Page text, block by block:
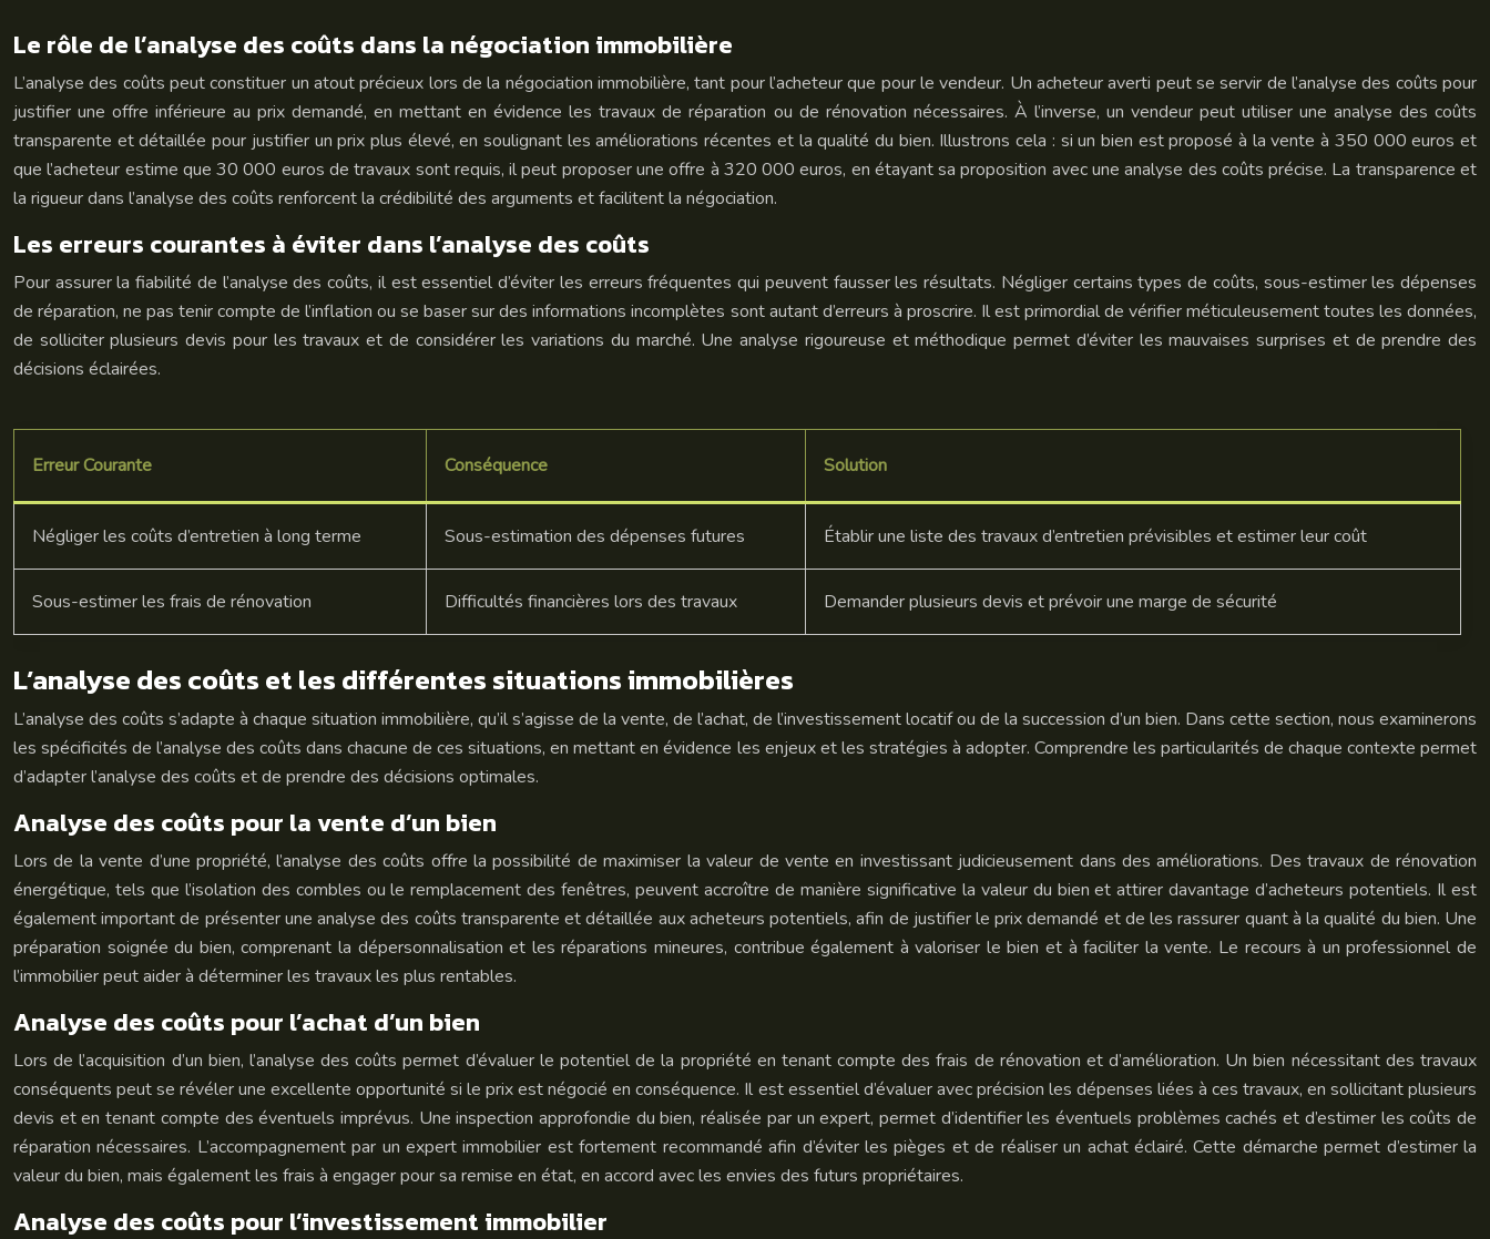
Le rôle de l’analyse des coûts dans la négociation immobilière
L’analyse des coûts peut constituer un atout précieux lors de la négociation immobilière, tant pour l’acheteur que pour le vendeur. Un acheteur averti peut se servir de l’analyse des coûts pour
justifier une offre inférieure au prix demandé, en mettant en évidence les travaux de réparation ou de rénovation nécessaires. À l’inverse, un vendeur peut utiliser une analyse des coûts
transparente et détaillée pour justifier un prix plus élevé, en soulignant les améliorations récentes et la qualité du bien. Illustrons cela : si un bien est proposé à la vente à 350 000 euros et
que l’acheteur estime que 30 000 euros de travaux sont requis, il peut proposer une offre à 320 000 euros, en étayant sa proposition avec une analyse des coûts précise. La transparence et
la rigueur dans l’analyse des coûts renforcent la crédibilité des arguments et facilitent la négociation.
Les erreurs courantes à éviter dans l’analyse des coûts
Pour assurer la fiabilité de l’analyse des coûts, il est essentiel d’éviter les erreurs fréquentes qui peuvent fausser les résultats. Négliger certains types de coûts, sous-estimer les dépenses
de réparation, ne pas tenir compte de l’inflation ou se baser sur des informations incomplètes sont autant d’erreurs à proscrire. Il est primordial de vérifier méticuleusement toutes les données,
de solliciter plusieurs devis pour les travaux et de considérer les variations du marché. Une analyse rigoureuse et méthodique permet d’éviter les mauvaises surprises et de prendre des
décisions éclairées.
Erreur Courante Conséquence Solution
Négliger les coûts d’entretien à long terme Sous-estimation des dépenses futures Établir une liste des travaux d’entretien prévisibles et estimer leur coût
Sous-estimer les frais de rénovation Difficultés financières lors des travaux Demander plusieurs devis et prévoir une marge de sécurité
L’analyse des coûts et les différentes situations immobilières
L’analyse des coûts s’adapte à chaque situation immobilière, qu’il s’agisse de la vente, de l’achat, de l’investissement locatif ou de la succession d’un bien. Dans cette section, nous examinerons
les spécificités de l’analyse des coûts dans chacune de ces situations, en mettant en évidence les enjeux et les stratégies à adopter. Comprendre les particularités de chaque contexte permet
d’adapter l’analyse des coûts et de prendre des décisions optimales.
Analyse des coûts pour la vente d’un bien
Lors de la vente d’une propriété, l’analyse des coûts offre la possibilité de maximiser la valeur de vente en investissant judicieusement dans des améliorations. Des travaux de rénovation
énergétique, tels que l’isolation des combles ou le remplacement des fenêtres, peuvent accroître de manière significative la valeur du bien et attirer davantage d’acheteurs potentiels. Il est
également important de présenter une analyse des coûts transparente et détaillée aux acheteurs potentiels, afin de justifier le prix demandé et de les rassurer quant à la qualité du bien. Une
préparation soignée du bien, comprenant la dépersonnalisation et les réparations mineures, contribue également à valoriser le bien et à faciliter la vente. Le recours à un professionnel de
l’immobilier peut aider à déterminer les travaux les plus rentables.
Analyse des coûts pour l’achat d’un bien
Lors de l’acquisition d’un bien, l’analyse des coûts permet d’évaluer le potentiel de la propriété en tenant compte des frais de rénovation et d’amélioration. Un bien nécessitant des travaux
conséquents peut se révéler une excellente opportunité si le prix est négocié en conséquence. Il est essentiel d’évaluer avec précision les dépenses liées à ces travaux, en sollicitant plusieurs
devis et en tenant compte des éventuels imprévus. Une inspection approfondie du bien, réalisée par un expert, permet d’identifier les éventuels problèmes cachés et d’estimer les coûts de
réparation nécessaires. L’accompagnement par un expert immobilier est fortement recommandé afin d’éviter les pièges et de réaliser un achat éclairé. Cette démarche permet d’estimer la
valeur du bien, mais également les frais à engager pour sa remise en état, en accord avec les envies des futurs propriétaires.
Analyse des coûts pour l’investissement immobilier